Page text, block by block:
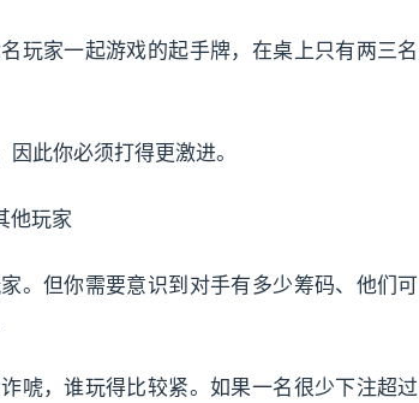
玩家一起游戏的起手牌，在桌上只有两三名
此你必须打得更激进。
他玩家
。但你需要意识到对手有多少筹码、他们可
唬，谁玩得比较紧。如果一名很少下注超过